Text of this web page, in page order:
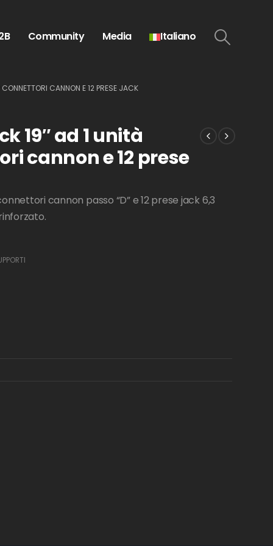
Community Media Italiano
CONNETTORI CANNON E 12 PRESE JACK
19″ ad 1 unità
cannon e 12 prese
cannon passo “D” e 12 prese jack 6,3